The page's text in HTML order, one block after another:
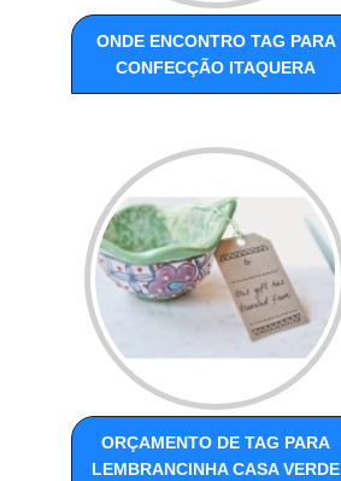
ONDE ENCONTRO TAG PARA
CONFECÇÃO ITAQUERA
ORÇAMENTO DE TAG PARA
LEMBRANCINHA CASA VERDE